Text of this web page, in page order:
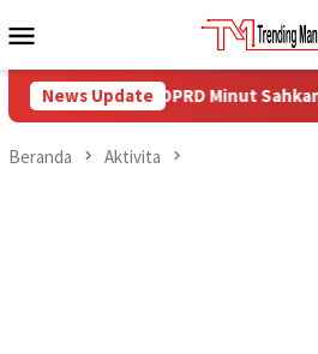
ke
Mobile
News Update
DPRD Minut Sahkan Ranperda
Beranda Aktivita